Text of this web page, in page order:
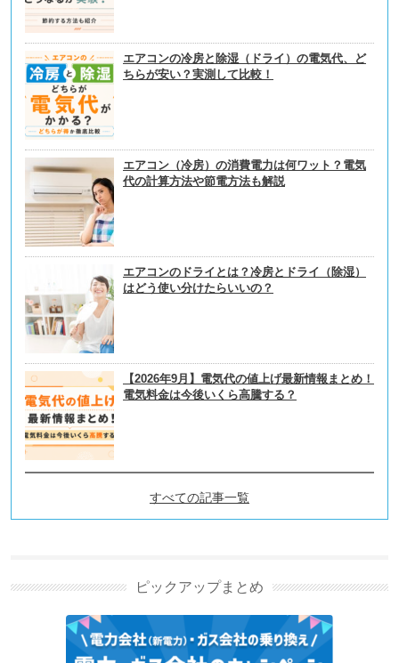
エアコンの冷房と除湿（ドライ）の電気代、ど
ちらが安い？実測して比較！
エアコン（冷房）の消費電力は何ワット？電気
代の計算方法や節電方法も解説
エアコンのドライとは？冷房とドライ（除湿）
はどう使い分けたらいいの？
【2026年9月】電気代の値上げ最新情報まとめ！
電気料金は今後いくら高騰する？
すべての記事一覧
15,000円分の特典【2026年8月】
ピックアップまとめ